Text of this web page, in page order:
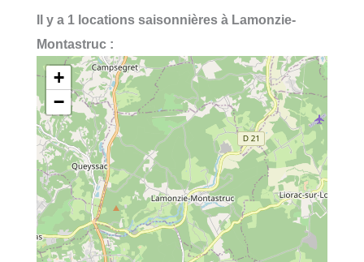
Il y a 1 locations saisonnières à Lamonzie-
Montastruc :
+
−